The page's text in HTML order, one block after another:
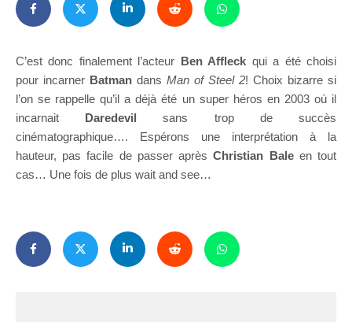
C’est donc finalement l’acteur Ben Affleck qui a été choisi
pour incarner Batman dans Man of Steel 2! Choix bizarre si
l’on se rappelle qu’il a déjà été un super héros en 2003 où il
incarnait Daredevil sans trop de succès
cinématographique…. Espérons une interprétation à la
hauteur, pas facile de passer aprèsChristian Baleen tout
cas… Une fois de plus wait and see…